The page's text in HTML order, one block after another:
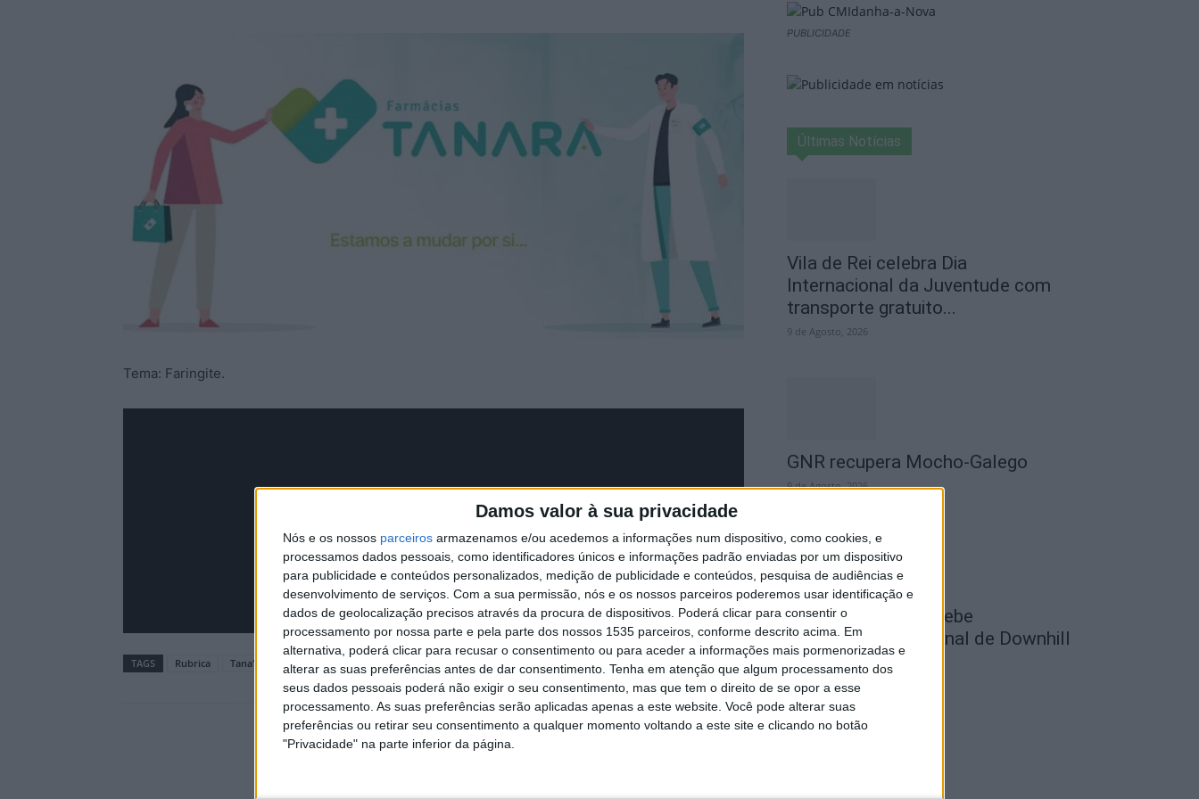
Damos valor à sua privacidade
Nós e os nossos parceiros armazenamos e/ou acedemos a informações num dispositivo, como cookies, e
processamos dados pessoais, como identificadores únicos e informações padrão enviadas por um dispositivo
para publicidade e conteúdos personalizados, medição de publicidade e conteúdos, pesquisa de audiências e
desenvolvimento de serviços. Com a sua permissão, nós e os nossos parceiros poderemos usar identificação e
dados de geolocalização precisos através da procura de dispositivos. Poderá clicar para consentir o
processamento por nossa parte e pela parte dos nossos 1535 parceiros, conforme descrito acima. Em
alternativa, poderá clicar para recusar o consentimento ou para aceder a informações mais pormenorizadas e
alterar as suas preferências antes de dar consentimento. Tenha em atenção que algum processamento dos
seus dados pessoais poderá não exigir o seu consentimento, mas que tem o direito de se opor a esse
processamento. As suas preferências serão aplicadas apenas a este website. Você pode alterar suas
preferências ou retirar seu consentimento a qualquer momento voltando a este site e clicando no botão
"Privacidade" na parte inferior da página.
Tema: Faringite.
TAGS Rubrica Tana'Hora
PUBLICIDADE
Últimas Notícias
Vila de Rei celebra Dia
Internacional da Juventude com
transporte gratuito...
9 de Agosto, 2026
GNR recupera Mocho-Galego
9 de Agosto, 2026
Castelo Branco recebe
Campeonato Nacional de Downhill
Urbano 2026
8 de Agosto, 2026